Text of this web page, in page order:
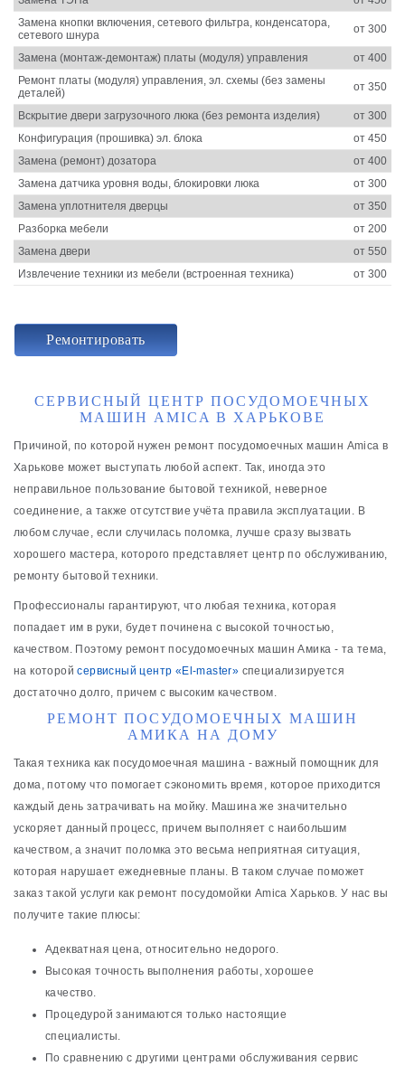
Замена кнопки включения, сетевого фильтра, конденсатора,
сетевого шнура
от 300
Замена (монтаж-демонтаж) платы (модуля) управления
от 400
Ремонт платы (модуля) управления, эл. схемы (без замены
деталей)
от 350
Вскрытие двери загрузочного люка (без ремонта изделия)
от 300
Конфигурация (прошивка) эл. блока
от 450
Замена (ремонт) дозатора
от 400
Замена датчика уровня воды, блокировки люка
от 300
Замена уплотнителя дверцы
от 350
Разборка мебели
от 200
Замена двери
от 550
Извлечение техники из мебели (встроенная техника)
от 300
Ремонтировать
СЕРВИСНЫЙ ЦЕНТР ПОСУДОМОЕЧНЫХ
МАШИН AMICA В ХАРЬКОВЕ
Причиной, по которой нужен ремонт посудомоечных машин Amica в
Харькове может выступать любой аспект. Так, иногда это
неправильное пользование бытовой техникой, неверное
соединение, а также отсутствие учёта правила эксплуатации. В
любом случае, если случилась поломка, лучше сразу вызвать
хорошего мастера, которого представляет центр по обслуживанию,
ремонту бытовой техники.
Профессионалы гарантируют, что любая техника, которая
попадает им в руки, будет починена с высокой точностью,
качеством. Поэтому ремонт посудомоечных машин Амика - та тема,
на которойсервисный центр «El-master» специализируется
достаточно долго, причем с высоким качеством.
РЕМОНТ ПОСУДОМОЕЧНЫХ МАШИН
АМИКА НА ДОМУ
Такая техника как посудомоечная машина - важный помощник для
дома, потому что помогает сэкономить время, которое приходится
каждый день затрачивать на мойку. Машина же значительно
ускоряет данный процесс, причем выполняет с наибольшим
качеством, а значит поломка это весьма неприятная ситуация,
которая нарушает ежедневные планы. В таком случае поможет
заказ такой услуги как ремонт посудомойки Amica Харьков. У нас вы
получите такие плюсы:
Адекватная цена, относительно недорого.
Высокая точность выполнения работы, хорошее
качество.
Процедурой занимаются только настоящие
специалисты.
По сравнению с другими центрами обслуживания сервис